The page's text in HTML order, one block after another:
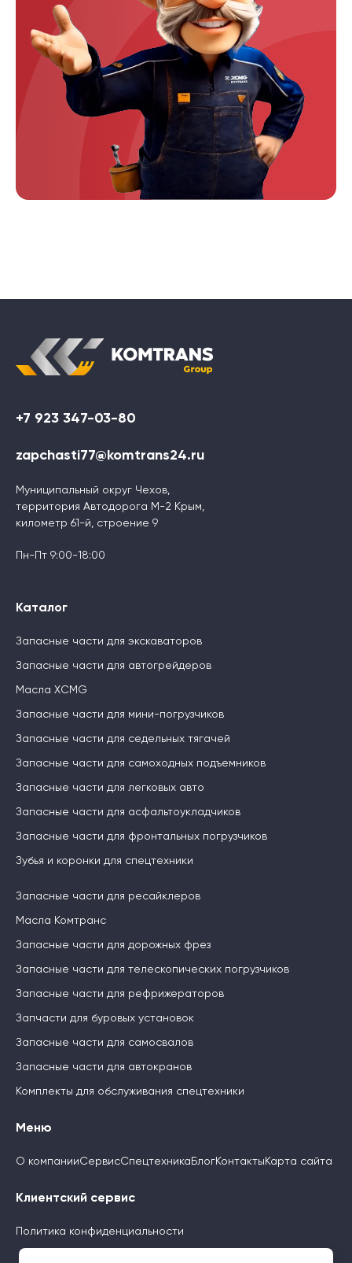
+7 923 347-03-80
zapchasti77@komtrans24.ru
Муниципальный округ Чехов,
территория Автодорога М-2 Крым,
километр 61-й, строение 9
Пн-Пт 9:00-18:00
Каталог
Запасные части для экскаваторов
Запасные части для автогрейдеров
Масла XCMG
Запасные части для мини-погрузчиков
Запасные части для седельных тягачей
Запасные части для самоходных подъемников
Запасные части для легковых авто
Запасные части для асфальтоукладчиков
Запасные части для фронтальных погрузчиков
Зубья и коронки для спецтехники
Запасные части для ресайклеров
Масла Комтранс
Запасные части для дорожных фрез
Запасные части для телескопических погрузчиков
Запасные части для рефрижераторов
Запчасти для буровых установок
Запасные части для самосвалов
Запасные части для автокранов
Комплекты для обслуживания спецтехники
Меню
О компанииСервисСпецтехника БлогКонтакты Карта сайта
Клиентский сервис
Политика конфиденциальности